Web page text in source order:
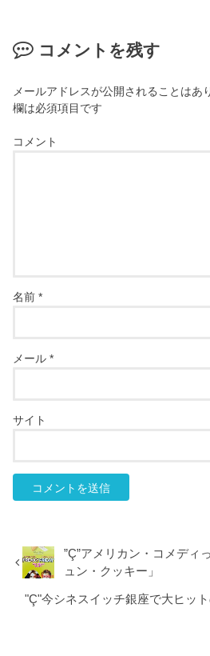
コメントを残す
メールアドレスが公開されることはあ
欄は必須項目です
コメント
名前*
メール*
サイト
”Ç”アメリカン・コメディ
ュン・クッキー」
"Ç"今シネスイッチ銀座で大ヒッ